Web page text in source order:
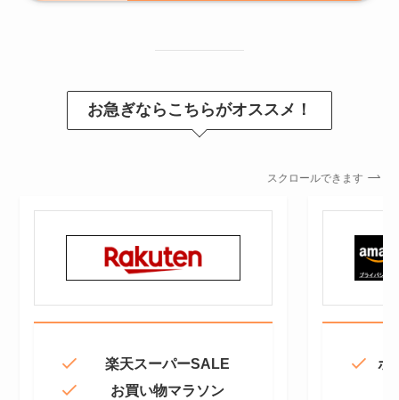
お急ぎならこちらがオススメ！
スクロールできます
楽天スーパーSALE
お買い物マラソン
ポ